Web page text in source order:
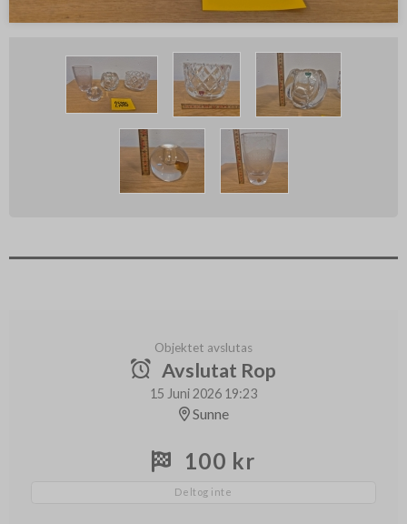
Objektet avslutas
Avslutat Rop
15 Juni 2026 19:23
Sunne
100 kr
Deltog inte